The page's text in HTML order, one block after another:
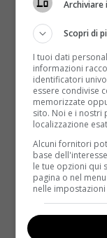
bene e quindi
Lo spiega con
presso
butta la sua rete
l’ovulazione,
numero di
funziona anche
tra le scelte nei
mercato.
desiderano
hanno voglia
loro periodo
Scopri di
I tuoi dati
informazioni
identificatori
essere condivise
memorizzate
sito. Noi e i nostri
localizzazione
Alcuni fornitori
base
le tue opzioni qui
pagina o nel
nelle